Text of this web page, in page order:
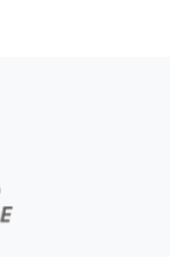
jogo que
e segue